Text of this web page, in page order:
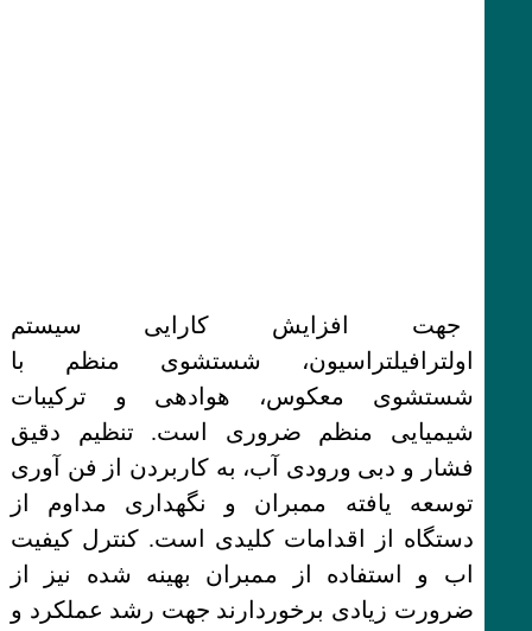
جهت افزایش کارایی سیستم
اولترافیلتراسیون، شستشوی منظم با
شستشوی معکوس، هوادهی و ترکیبات
شیمیایی منظم ضروری است. تنظیم دقیق
فشار و دبی ورودی آب، به کاربردن از فن آوری
توسعه یافته ممبران و نگهداری مداوم از
دستگاه از اقدامات کلیدی است. کنترل کیفیت
اب و استفاده از ممبران بهینه شده نیز از
ضرورت زیادی برخوردارند جهت رشد عملکرد و